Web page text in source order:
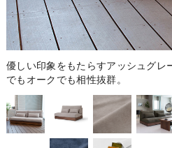
優しい印象をもたらすアッシュグレ
でもオークでも相性抜群。